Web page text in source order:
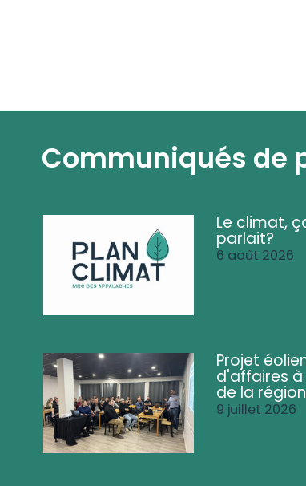
Communiqués de
Le climat,
parlait?
6 août 2026
Projet
d'affaires à
de la région
9 juillet 2026